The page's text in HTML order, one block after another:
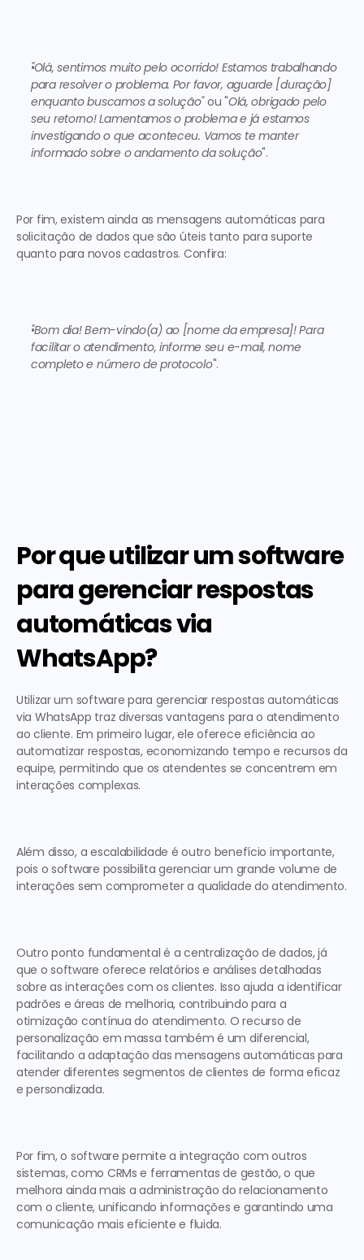
"Olá, sentimos muito pelo ocorrido! Estamos trabalhando
para resolver o problema. Por favor, aguarde [duração]
enquanto buscamos a solução" ou "Olá, obrigado pelo
seu retorno! Lamentamos o problema e já estamos
investigando o que aconteceu. Vamos te manter
informado sobre o andamento da solução".
Por fim, existem ainda as mensagens automáticas para
solicitação de dados que são úteis tanto para suporte
quanto para novos cadastros. Confira:
"Bom dia! Bem-vindo(a) ao [nome da empresa]! Para
facilitar o atendimento, informe seu e-mail, nome
completo e número de protocolo".
Por que utilizar um software
para gerenciar respostas
automáticas via
WhatsApp?
Utilizar um software para gerenciar respostas automáticas
via WhatsApp traz diversas vantagens para o atendimento
ao cliente. Em primeiro lugar, ele oferece eficiência ao
automatizar respostas, economizando tempo e recursos da
equipe, permitindo que os atendentes se concentrem em
interações complexas.
Além disso, a escalabilidade é outro benefício importante,
pois o software possibilita gerenciar um grande volume de
Outro ponto fundamental é a centralização de dados, já
que o software oferece relatórios e análises detalhadas
sobre as interações com os clientes. Isso ajuda a identificar
padrões e áreas de melhoria, contribuindo para a
otimização contínua do atendimento. O recurso de
personalização em massa também é um diferencial,
facilitando a adaptação das mensagens automáticas para
atender diferentes segmentos de clientes de forma eficaz
e personalizada.
Por fim, o software permite a integração com outros
sistemas, como CRMs e ferramentas de gestão, o que
melhora ainda mais a administração do relacionamento
com o cliente, unificando informações e garantindo uma
comunicação mais eficiente e fluida.